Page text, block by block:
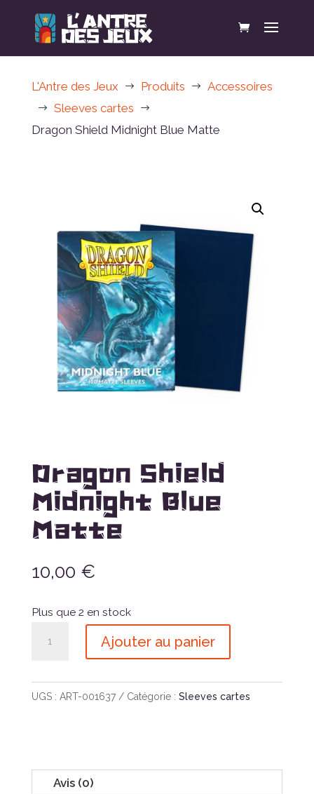
L'Antre des Jeux $ Produits $ Accessoires
$ Sleeves cartes $
Dragon Shield Midnight Blue Matte
Dragon Shield
Midnight Blue
Matte
10,00 €
Plus que 2 en stock
Shield
Ajouter au panier
UGS : ART-001637 Catégorie : Sleeves cartes
Avis (0)